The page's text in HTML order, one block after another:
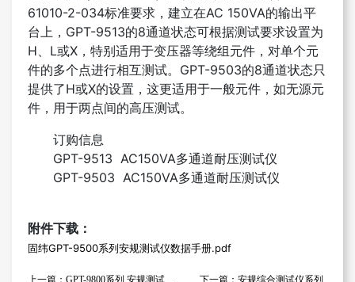
61010-2-034标准要求，建立在AC 150VA的输出平
台上，GPT-9513的8通道状态可根据测试要求设置为
H、L或X，特别适用于变压器等绕组元件，对单个元
件的多个点进行相互测试。GPT-9503的8通道状态只
提供了H或X的设置，这更适用于一般元件，如无源元
件，用于两点间的高压测试。
订购信息
GPT-9513 AC150VA多通道耐压测试仪
GPT-9503 AC150VA多通道耐压测试仪
附件下载：
固纬GPT-9500系列安规测试仪数据手册.pdf
上一篇：GPT-9800系列 安规测试仪(GPT-9801,GPT-9802,GPT-9803,GPT-9804) 下一篇：安规综合测试仪系列